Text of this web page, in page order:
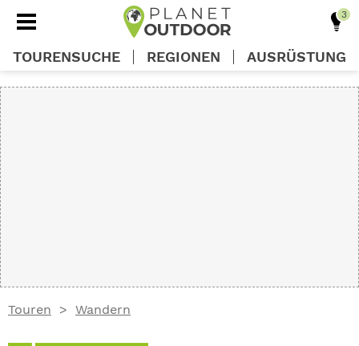
Touren Wandern
TOURENSUCHE REGIONEN AUSRÜSTUNG